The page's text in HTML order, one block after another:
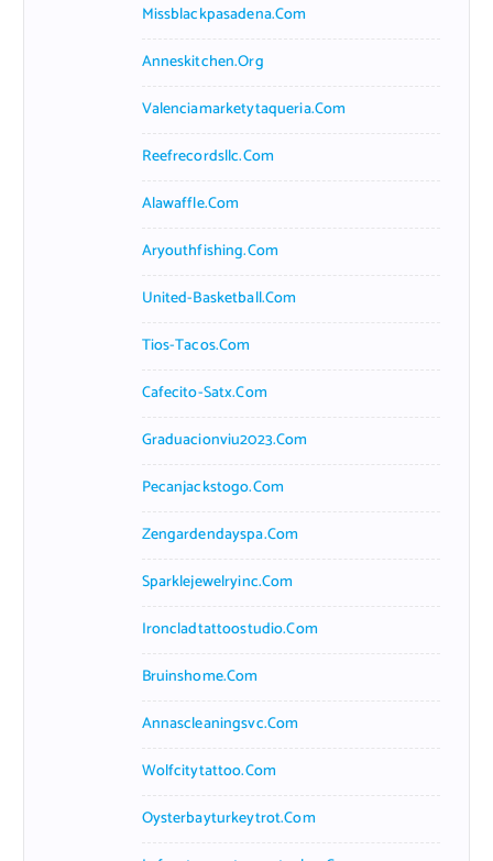
Missblackpasadena.com
Anneskitchen.org
Valenciamarketytaqueria.com
Reefrecordsllc.com
Alawaffle.com
Aryouthfishing.com
United-Basketball.com
Tios-Tacos.com
Cafecito-Satx.com
Graduacionviu2023.com
Pecanjackstogo.com
Zengardendayspa.com
Sparklejewelryinc.com
Ironcladtattoostudio.com
Bruinshome.com
Annascleaningsvc.com
Wolfcitytattoo.com
Oysterbayturkeytrot.com